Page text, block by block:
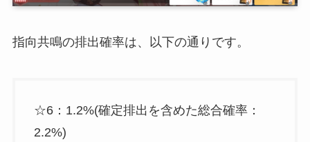
指向共鳴の排出確率は、以下の通りです。
☆6：1.2%(確定排出を含めた総合確率：
2.2%)